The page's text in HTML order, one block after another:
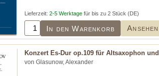
Lieferzeit: 2-5 Werktage für bis zu 2 Stück (DE)
In den Warenkorb Ansehen
Konzert Es-Dur op.109 für Altsaxophon
von Glasunow, Alexander